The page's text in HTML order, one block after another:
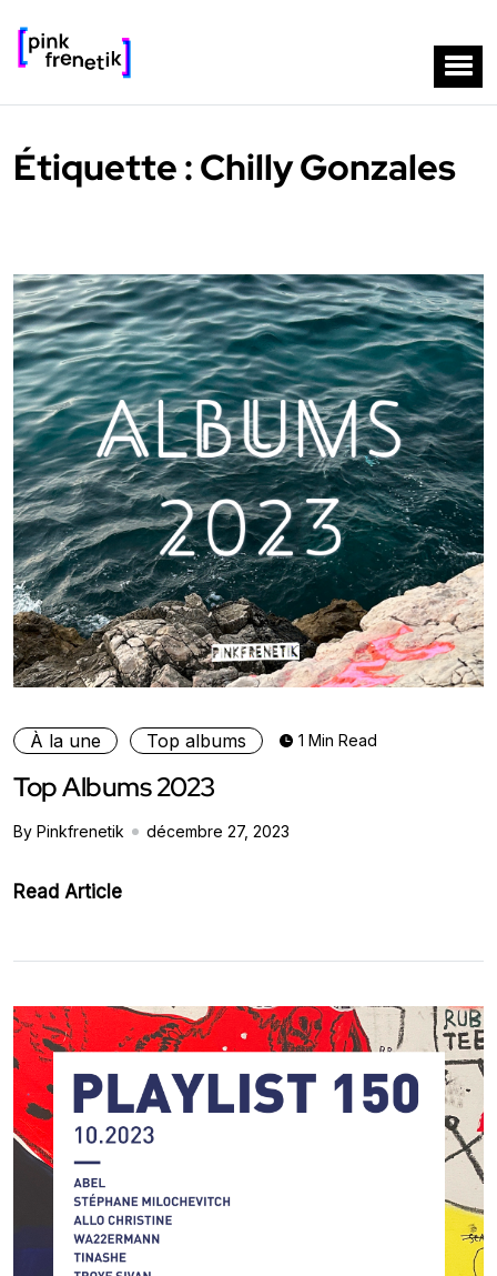
Étiquette :Chilly Gonzales
À la une Top albums 1 Min Read
Top Albums 2023
By Pinkfrenetik décembre 27, 2023
Read Article